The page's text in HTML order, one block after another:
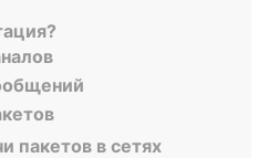
пакетов в сетях